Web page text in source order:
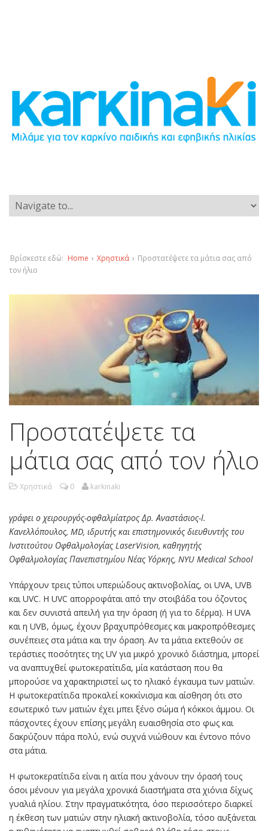
Βρίσκεστε εδώ: Home › Χρηστικά › Προστατέψετε τα μάτια σας από
τον ήλιο
Προστατέψετε τα
μάτια σας από τον ήλιο
Χρηστικά 0 karkinaki
γράφει ο χειρουργός-οφθαλμίατρος Δρ. Αναστάσιος-Ι.
Κανελλόπουλος, MD, ιδρυτής και επιστημονικός διευθυντής του
Ινστιτούτου Οφθαλμολογίας LaserVision, καθηγητής
Οφθαλμολογίας Πανεπιστημίου Νέας Υόρκης, NYU Medical School
Υπάρχουν τρεις τύποι υπεριώδους ακτινοβολίας, οι UVA, UVB
και UVC. Η UVC απορροφάται από την στοιβάδα του όζοντος
και δεν συνιστά απειλή για την όραση (ή για το δέρμα). Η UVA
και η UVB, όμως, έχουν βραχυπρόθεσμες και μακροπρόθεσμες
συνέπειες στα μάτια και την όραση. Αν τα μάτια εκτεθούν σε
τεράστιες ποσότητες της UV για μικρό χρονικό διάστημα, μπορεί
να αναπτυχθεί φωτοκερατίτιδα, μία κατάσταση που θα
μπορούσε να χαρακτηριστεί ως το ηλιακό έγκαυμα των ματιών.
Η φωτοκερατίτιδα προκαλεί κοκκίνισμα και αίσθηση ότι στο
εσωτερικό των ματιών έχει μπει ξένο σώμα ή κόκκοι άμμου. Οι
πάσχοντες έχουν επίσης μεγάλη ευαισθησία στο φως και
δακρύζουν πάρα πολύ, ενώ συχνά νιώθουν και έντονο πόνο
στα μάτια.
Η φωτοκερατίτιδα είναι η αιτία που χάνουν την όρασή τους
όσοι μένουν για μεγάλα χρονικά διαστήματα στα χιόνια δίχως
γυαλιά ηλίου. Στην πραγματικότητα, όσο περισσότερο διαρκεί
η έκθεση των ματιών στην ηλιακή ακτινοβολία, τόσο αυξάνεται